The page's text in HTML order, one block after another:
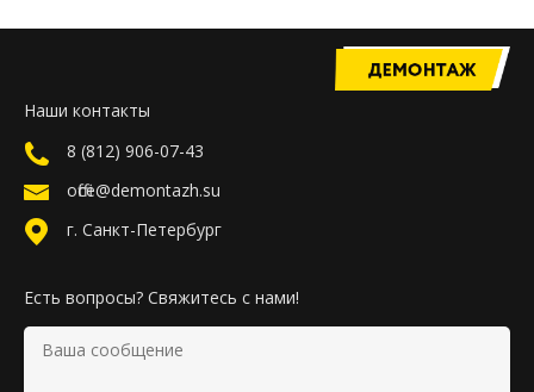
Наши контакты
8 (812) 906-07-43
office@demontazh.su
г. Санкт-Петербург
Есть вопросы? Свяжитесь с нами!